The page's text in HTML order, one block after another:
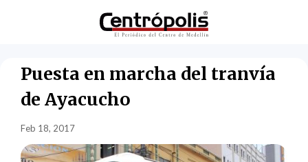
Puesta en marcha del tranvía
de Ayacucho
Feb 18, 2017